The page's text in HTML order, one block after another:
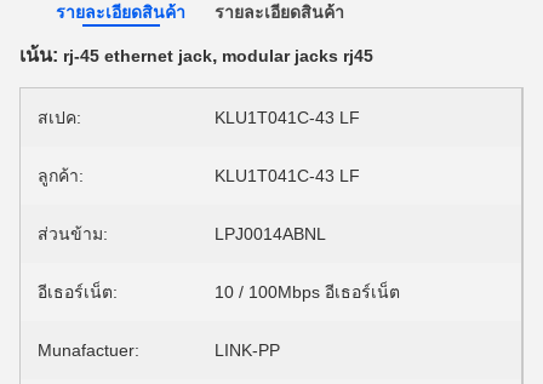
รายละเอียดสินค้า รายละเอียดสินค้า
เน้น: rj-45 ethernet jack, modular jacks rj45
สเปค: KLU1T041C-43 LF
ลูกค้า: KLU1T041C-43 LF
ส่วนข้าม: LPJ0014ABNL
อีเธอร์เน็ต: 10 / 100Mbps อีเธอร์เน็ต
Munafactuer: LINK-PP